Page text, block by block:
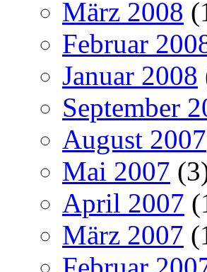
März 2008
Februar
Januar 2008
September
August 2007
Mai 2007
April 2007
März 2007